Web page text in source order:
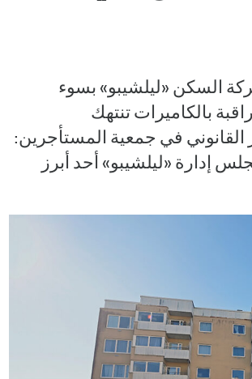
السكن «ليلشيبو» بسوء
بالكاميرات تنتهك
في جمعية المستأجرين:
«ليلشيبو» أحد أبرز